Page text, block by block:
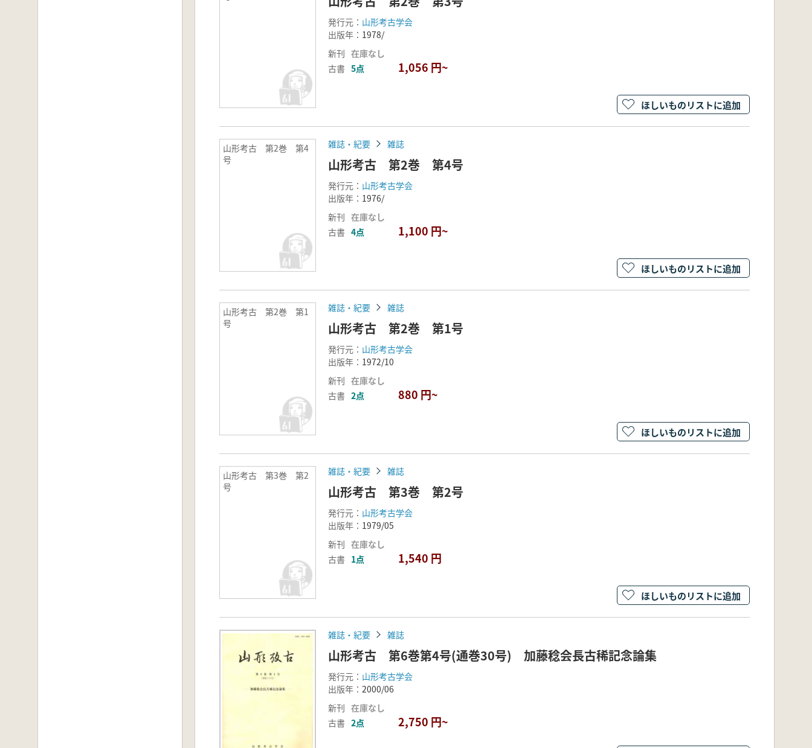
発行元： 山形考古学会
出版年： 1978/
新刊 在庫なし
古書 5点 1,056 円~
ほしいものリストに追加
山形考古 第2巻 第4
号
雑誌・紀要 雑誌
山形考古 第2巻 第4号
発行元： 山形考古学会
出版年： 1976/
新刊 在庫なし
古書 4点 1,100 円~
ほしいものリストに追加
山形考古 第2巻 第1
号
雑誌・紀要 雑誌
山形考古 第2巻 第1号
発行元： 山形考古学会
出版年： 1972/10
新刊 在庫なし
古書 2点 880 円~
ほしいものリストに追加
山形考古 第3巻 第2
号
雑誌・紀要 雑誌
山形考古 第3巻 第2号
発行元： 山形考古学会
出版年： 1979/05
新刊 在庫なし
古書 1点 1,540 円
ほしいものリストに追加
雑誌・紀要 雑誌
山形考古 第6巻第4号(通巻30号) 加藤稔会長古稀記念論集
発行元： 山形考古学会
出版年： 2000/06
新刊 在庫なし
古書 2点 2,750 円~